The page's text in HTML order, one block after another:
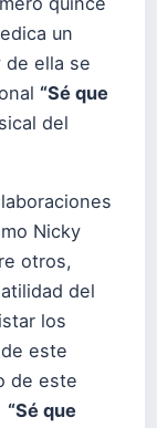
un
de ella se
“Sé que
del
Nicky
otros,
del
los
este
de este
“Sé que